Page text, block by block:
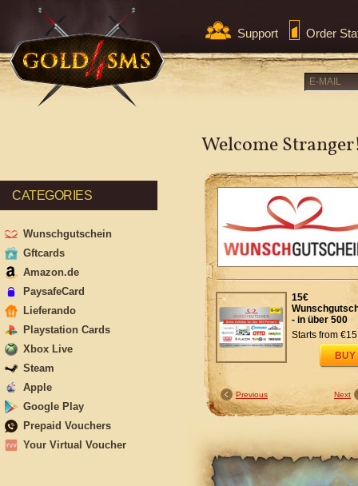
Support Order
Welcome
15€
- in über 500
Shops
Starts from
BUY
Previous Next
CATEGORIES
Wunschgutschein
Gftcards
Amazon.de
PaysafeCard
Lieferando
Playstation Cards
Xbox Live
Steam
Apple
Google Play
Prepaid Vouchers
Your Virtual Voucher